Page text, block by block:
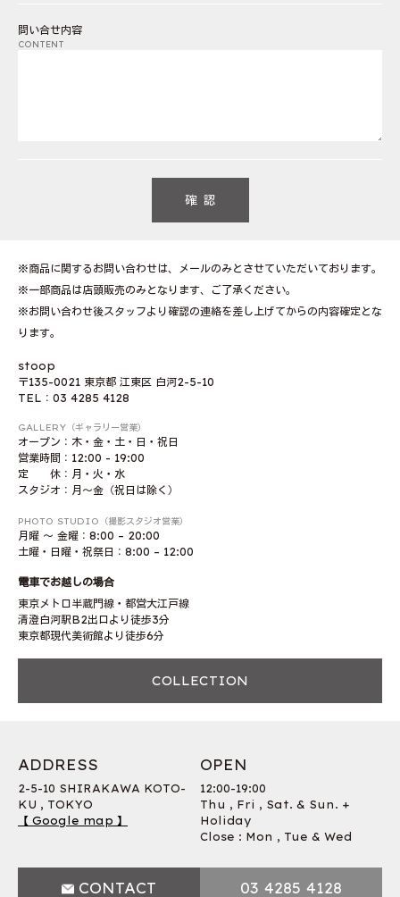
問い合せ内容
CONTENT
※商品に関するお問い合わせは、メールのみとさせていただいております。
※一部商品は店頭販売のみとなります、ご了承ください。
※お問い合わせ後スタッフより確認の連絡を差し上げてからの内容確定とな
ります。
stoop
〒135-0021 東京都 江東区 白河2-5-10
TEL：03 4285 4128
GALLERY（ギャラリー営業）
オープン：木・金・土・日・祝日
営業時間：12:00 - 19:00
定 休：月・火・水
スタジオ：月〜金（祝日は除く）
PHOTO STUDIO（撮影スタジオ営業）
月曜 〜 金曜：8:00 – 20:00
土曜・日曜・祝祭日：8:00 – 12:00
電車でお越しの場合
東京メトロ半蔵門線・都営大江戸線
清澄白河駅B2出口より徒歩3分
東京都現代美術館より徒歩6分
COLLECTION
ADDRESS
2-5-10 SHIRAKAWA KOTO-
KU , TOKYO
【 Google map 】
OPEN
12:00-19:00
Thu , Fri , Sat. & Sun. +
Holiday
Close : Mon , Tue & Wed
CONTACT 03 4285 4128